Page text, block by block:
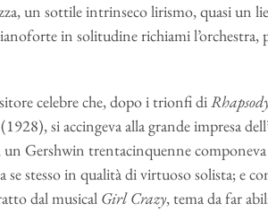
un sottile intrinseco lirismo, quasi un
in solitudine richiami
celebre che, dopo i trionfi di
si accingeva alla grande impresa
Gershwin trentacinquenne
stesso in qualità di virtuoso solista; e
dal musical Girl Crazy, tema da far